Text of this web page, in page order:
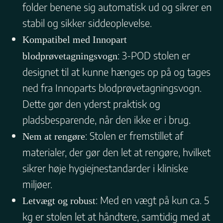
folder benene sig automatisk ud og sikrer en
stabil og sikker siddeoplevelse.
Kompatibel med Innopart
blodprøvetagningsvogn: 3-POD stolen er
designet til at kunne hænges op på og tages
ned fra Innoparts blodprøvetagningsvogn.
Dette gør den yderst praktisk og
pladsbesparende, når den ikke er i brug.
Nem at rengøre: Stolen er fremstillet af
materialer, der gør den let at rengøre, hvilket
sikrer høje hygiejnestandarder i kliniske
miljøer.
Letvægt og robust: Med en vægt på kun ca. 5
kg er stolen let at håndtere, samtidig med at